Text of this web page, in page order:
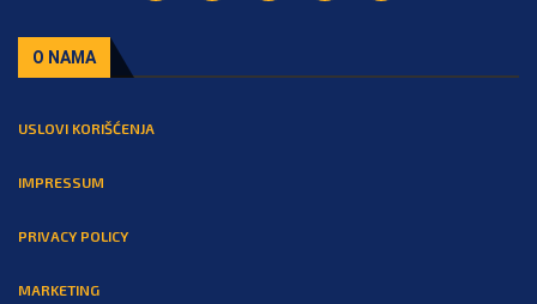
O NAMA
USLOVI KORIŠĆENJA
IMPRESSUM
PRIVACY POLICY
MARKETING